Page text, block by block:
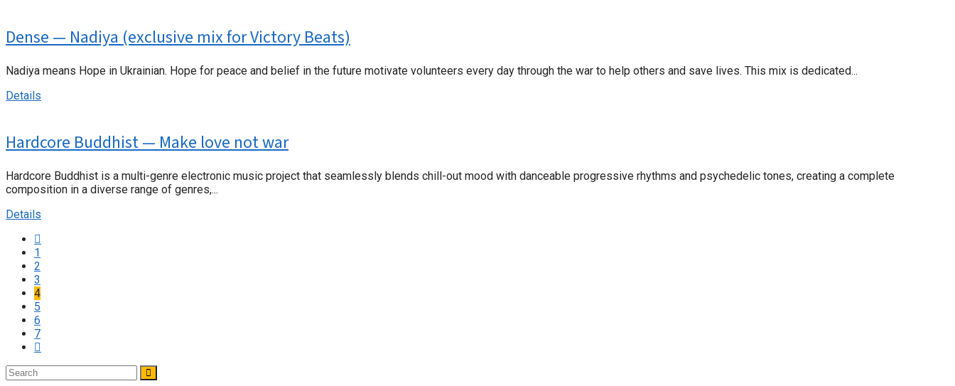
Dense — Nadiya (exclusive mix for Victory Beats)
Nadiya means Hope in Ukrainian. Hope for peace and belief in the future motivate volunteers every day through the war to help others and save lives. This mix is dedicated...
Details
Hardcore Buddhist — Make love not war
Hardcore Buddhist is a multi-genre electronic music project that seamlessly blends chill-out mood with danceable progressive rhythms and psychedelic tones, creating a complete
composition in a diverse range of genres,...
Details
1
2
3
4
5
6
7